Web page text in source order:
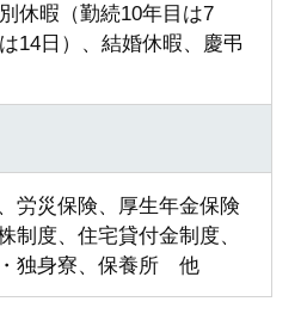
休暇（勤続10年目は7
14日）、結婚休暇、慶弔
労災保険、厚生年金保険
制度、住宅貸付金制度、
独身寮、保養所 他